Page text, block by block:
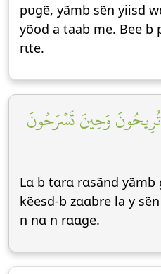
pʋgẽ, yãmb sẽn yiisd
yõod a taab me. Bee b
rɩte.
وَحِينَ تَسۡرَحُونَ
Lɑ b tɑrɑ rɑsãnd yãmb
kẽesd-b zɑɑbre la y
n nɑ n rɑɑge.